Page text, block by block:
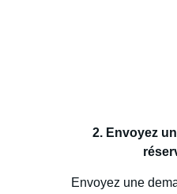
2. Envoyez
Envoyez une